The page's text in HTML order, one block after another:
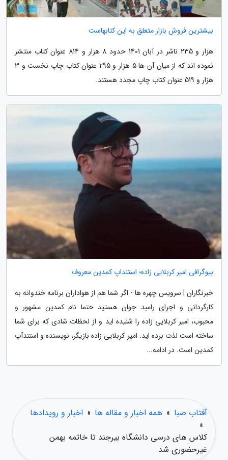
بیشترین فروش بازار متعلق به این کتابهاست
هزار و 235 ناشر در آبان 1401 حدود 8 هزار و 814 عنوان کتاب منتشر
نموده اند که از میان آن ها 5 هزار و 295 عنوان کتاب چاپ نخست و 3
هزار و 519 عنوان کتاب چاپ مجدد هستند.
بیوگرافی امیر کربلایی زاده؛ استنداپ کمدین معروف
خبرنگاران | سرویس چهره ها - اگر شما هم از هواداران برنامه خندوانه به
کارگردانی و اجرای رامبد جوان هستید حتما نام کمدین مشهور و
محبوب، امیر کربلایی زاده را شنیده اید و از لحظات شادی که برای شما
ساخته است لذت برده اید. امیر کربلایی زاده بازیگر، نویسنده و استندآپ
کمدین است. در ادامه...
آفتاب صبا » همه اخبار و مقاله ها » اخبار و رویدادها
»
کلاس های درسی دانشگاه بیرجند تا خاتمه بهمن
غیرحضوری شد